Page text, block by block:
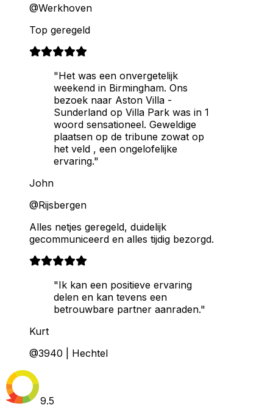
@Werkhoven
Top geregeld
"Het was een onvergetelijk
weekend in Birmingham. Ons
bezoek naar Aston Villa -
Sunderland op Villa Park was in 1
woord sensationeel. Geweldige
plaatsen op de tribune zowat op
het veld , een ongelofelijke
ervaring."
John
@Rijsbergen
Alles netjes geregeld, duidelijk
gecommuniceerd en alles tijdig bezorgd.
"Ik kan een positieve ervaring
delen en kan tevens een
betrouwbare partner aanraden."
Kurt
@3940 | Hechtel
9.5